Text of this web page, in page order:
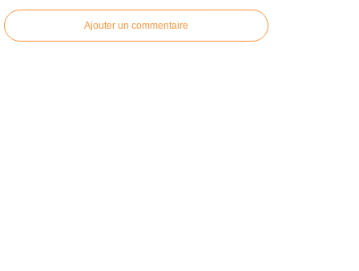
Ajouter un commentaire